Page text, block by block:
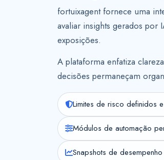
fortuixagent fornece uma
avaliar insights gerados por
exposições.
A plataforma enfatiza
decisões permaneçam
Limites de risco definidos
Módulos de automação
Snapshots de